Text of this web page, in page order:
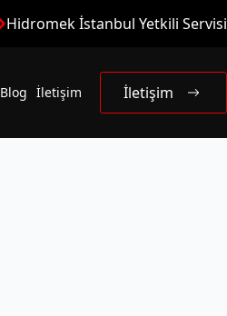
Hidromek İstanbul Yetkili Servisi
Blog İletişim İletişim